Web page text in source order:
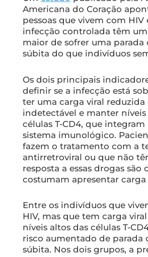
Americana do Coração
pessoas que vivem com HIV
infecção controlada têm um
maior de sofrer uma parada
súbita do que indivíduos
Os dois principais
definir se a infecção está
ter uma carga viral reduzida
indetectável e manter níveis
células T-CD4, que integram
sistema imunológico.
fazem o tratamento com a
antirretroviral ou que não
resposta a essas drogas são
costumam apresentar carga
Entre os indivíduos que
HIV, mas que tem carga
níveis altos das células T-
risco aumentado de parada
súbita. Nos dois grupos, a